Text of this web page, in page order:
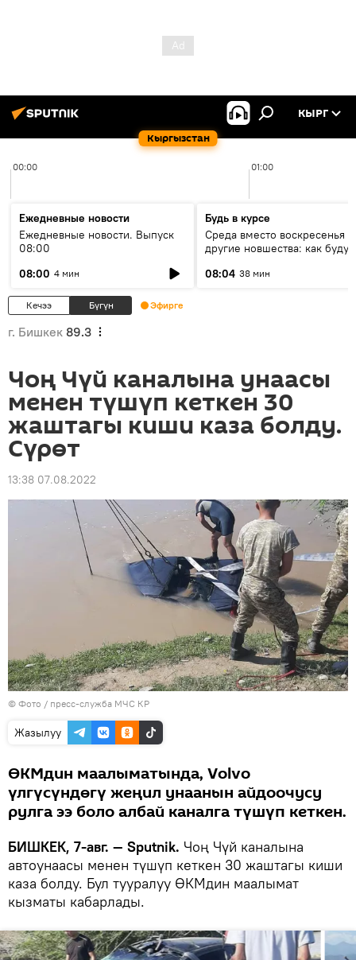
Кыргызстан
КЫРГ
00:00 01:00
Ежедневные новости
Ежедневные новости. Выпуск
08:00
08:00 4 мин
Будь в курсе
Среда вместо воскресенья и
другие новшества: как будут
08:04 38 мин
Кечээ Бүгүн Эфирге
г. Бишкек 89.3
Чоң Чүй каналына унаасы
менен түшүп кеткен 30
жаштагы киши каза болду.
Сүрөт
13:38 07.08.2022
© Фото / пресс-служба МЧС КР
Жазылуу
ӨКМдин маалыматында, Volvo
үлгүсүндөгү жеңил унаанын айдоочусу
рулга ээ боло албай каналга түшүп кеткен.
БИШКЕК, 7-авг. — Sputnik. Чоң Чүй каналына
автоунаасы менен түшүп кеткен 30 жаштагы киши
каза болду. Бул тууралуу ӨКМдин маалымат
кызматы кабарлады.